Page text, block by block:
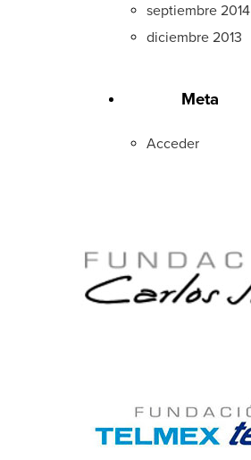
septiembre 2014
diciembre 2013
Meta
Acceder